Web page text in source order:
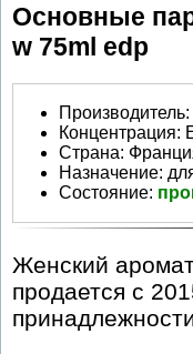
Основные
w 75ml edp
Производитель:
Концентрация:
Страна:
Назначение:
Состояние:
Женский
продается с